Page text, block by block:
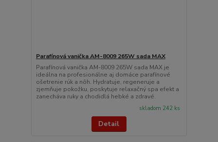
Parafínová vanička AM-8009 265W sada MAX
Parafínová vanička AM-8009 265W sada MAX je
ideálna na profesionálne aj domáce parafínové
ošetrenie rúk a nôh. Hydratuje, regeneruje a
zjemňuje pokožku, poskytuje relaxačný spa efekt a
zanecháva ruky a chodidlá hebké a zdravé.
skladom 242 ks
Detail